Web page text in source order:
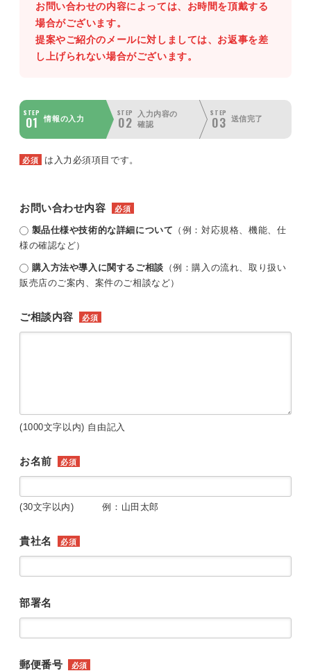
お問い合わせの内容によっては、お時間を頂戴する
場合がございます。
提案やご紹介のメールに対しましては、お返事を差
し上げられない場合がございます。
STEP
01 情報の入力
STEP
02
入力内容の
確認
STEP
03 送信完了
必須 は入力必須項目です。
お問い合わせ内容 必須
製品仕様や技術的な詳細について （例：対応規格、機能、仕
様の確認など）
購入方法や導入に関するご相談 （例：購入の流れ、取り扱い
販売店のご案内、案件のご相談など）
ご相談内容 必須
(1000文字以内) 自由記入
お名前 必須
(30文字以内) 例：山田太郎
貴社名 必須
部署名
郵便番号 必須